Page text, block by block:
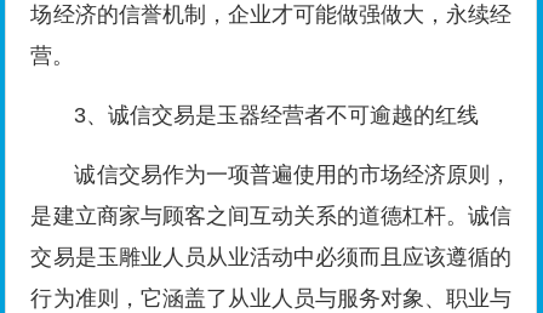
场经济的信誉机制，企业才可能做强做大，永续经
营。
3、诚信交易是玉器经营者不可逾越的红线
诚信交易作为一项普遍使用的市场经济原则，
是建立商家与顾客之间互动关系的道德杠杆。诚信
交易是玉雕业人员从业活动中必须而且应该遵循的
行为准则，它涵盖了从业人员与服务对象、职业与